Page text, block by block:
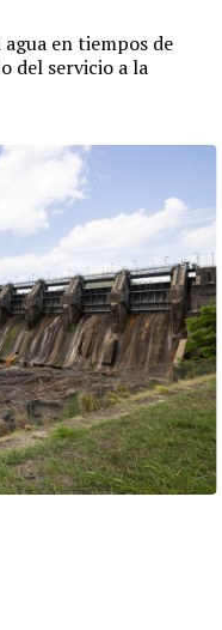
en tiempos de
del servicio a la